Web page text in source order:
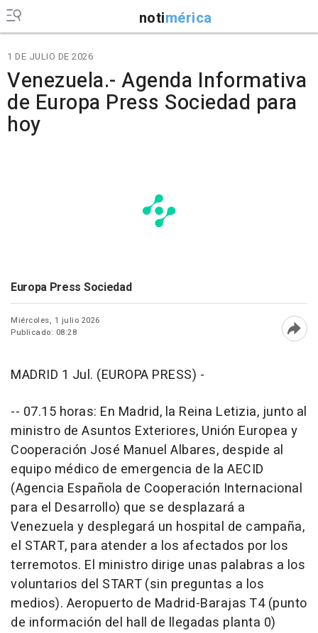
notimérica
1 DE JULIO DE 2026
Venezuela.- Agenda Informativa
de Europa Press Sociedad para
hoy
Europa Press Sociedad
Miércoles, 1 julio 2026
Publicado: 08:28
MADRID 1 Jul. (EUROPA PRESS) -
-- 07.15 horas: En Madrid, la Reina Letizia, junto al
ministro de Asuntos Exteriores, Unión Europea y
Cooperación José Manuel Albares, despide al
equipo médico de emergencia de la AECID
(Agencia Española de Cooperación Internacional
para el Desarrollo) que se desplazará a
Venezuela y desplegará un hospital de campaña,
el START, para atender a los afectados por los
terremotos. El ministro dirige unas palabras a los
voluntarios del START (sin preguntas a los
medios). Aeropuerto de Madrid-Barajas T4 (punto
de información del hall de llegadas planta 0)